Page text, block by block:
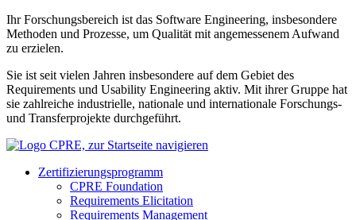
Ihr Forschungsbereich ist das Software Engineering, insbesondere
Methoden und Prozesse, um Qualität mit angemessenem Aufwand
zu erzielen.
Sie ist seit vielen Jahren insbesondere auf dem Gebiet des
Requirements und Usability Engineering aktiv. Mit ihrer Gruppe hat
sie zahlreiche industrielle, nationale und internationale Forschungs-
und Transferprojekte durchgeführt.
Zertifizierungs­programm
CPRE Foundation
Requirements Elicitation
Requirements Management